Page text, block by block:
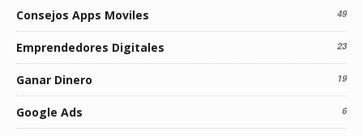
Consejos Apps Moviles 49
Emprendedores Digitales 23
Ganar Dinero 19
Google Ads 6